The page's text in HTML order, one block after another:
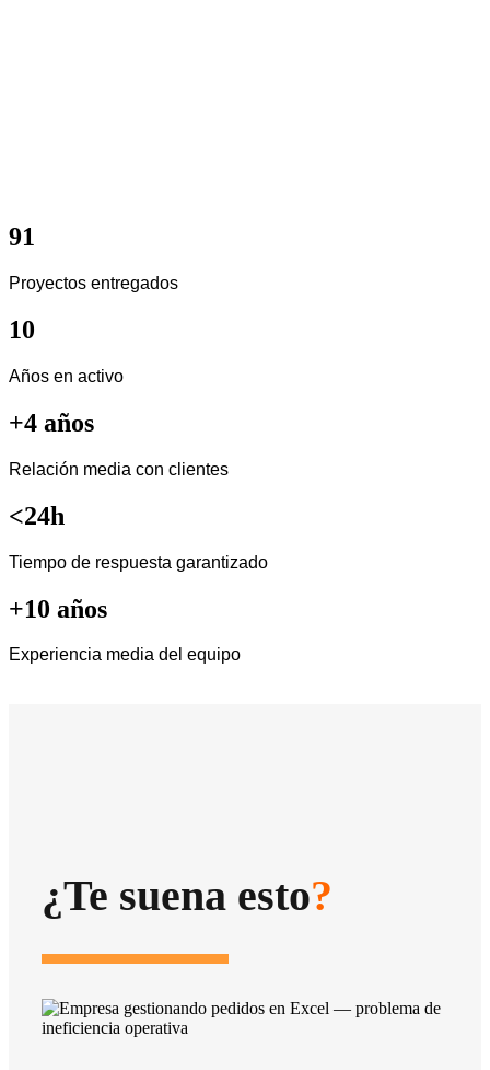
91
Proyectos entregados
10
Años en activo
+4 años
Relación media con clientes
<24h
Tiempo de respuesta garantizado
+10 años
Experiencia media del equipo
¿Te suena esto?